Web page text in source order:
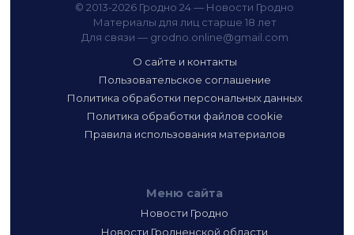
© 2013-2026 Гродно 24 — Новости Гродно
Материалы для лиц старше 18 лет
Для связи — grodno.online@gmail.com
О сайте и контакты
Пользовательское соглашение
Политика обработки персональных данных
Политика обработки файлов cookie
Правила использования материалов
Меню сайта
Новости Гродно
Новости Гродненской области